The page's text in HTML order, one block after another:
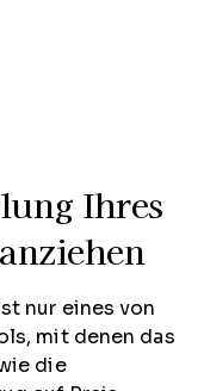
Ihres
nur eines von
mit denen das
die